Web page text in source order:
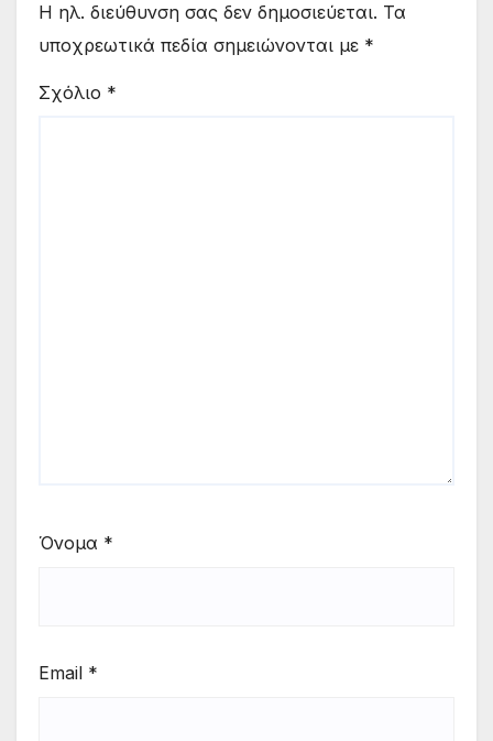
Η ηλ. διεύθυνση σας δεν δημοσιεύεται. Τα
υποχρεωτικά πεδία σημειώνονται με *
Σχόλιο *
Όνομα *
Email *